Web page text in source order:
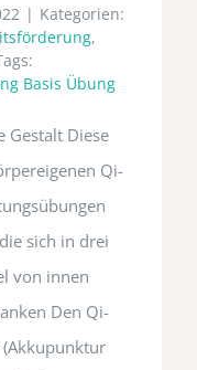
| Kategorien:
,
Basis Übung
Gestalt Diese
Qi-
sich in drei
von innen
Den Qi-